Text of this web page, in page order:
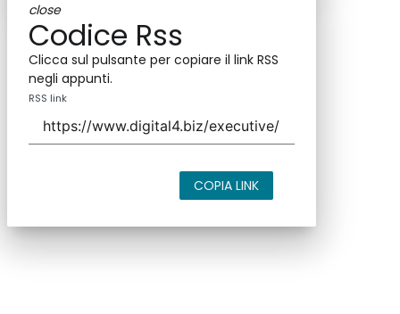
close
Codice Rss
Clicca sul pulsante per copiare il link RSS
negli appunti.
RSS link
COPIA LINK